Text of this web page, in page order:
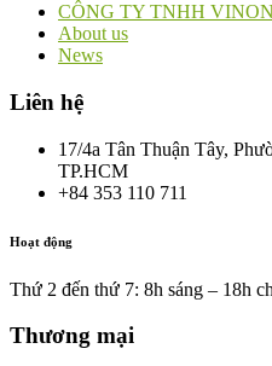
CÔNG TY TNHH VINON
About us
News
Liên hệ
17/4a Tân Thuận Tây,
TP.HCM
+84 353 110 711
Hoạt động
Thứ 2 đến thứ 7: 8h sáng – 18h
Thương mại